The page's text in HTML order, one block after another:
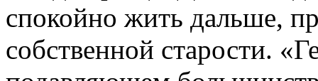
спокойно жить дальше,
собственной старости.